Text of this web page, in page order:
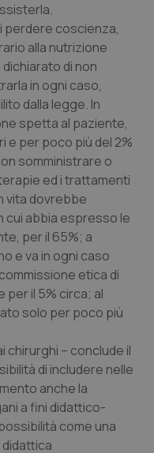
perdere coscienza,
alla nutrizione
di non
in ogni caso,
dalla legge. In
spetta al paziente,
e per poco più del 2%
somministrare o
ed i trattamenti
vita dovrebbe
cui abbia espresso le
per il 65%; a
e va in ogni caso
etica di
per il 5% circa; al
solo per poco più
chirurghi – conclude il
di includere nelle
anche la
a fini didattico-
come una
didattica